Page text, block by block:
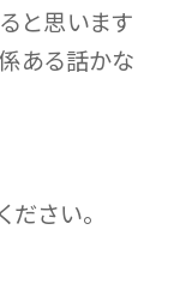
と思います
ある話かな
さい。